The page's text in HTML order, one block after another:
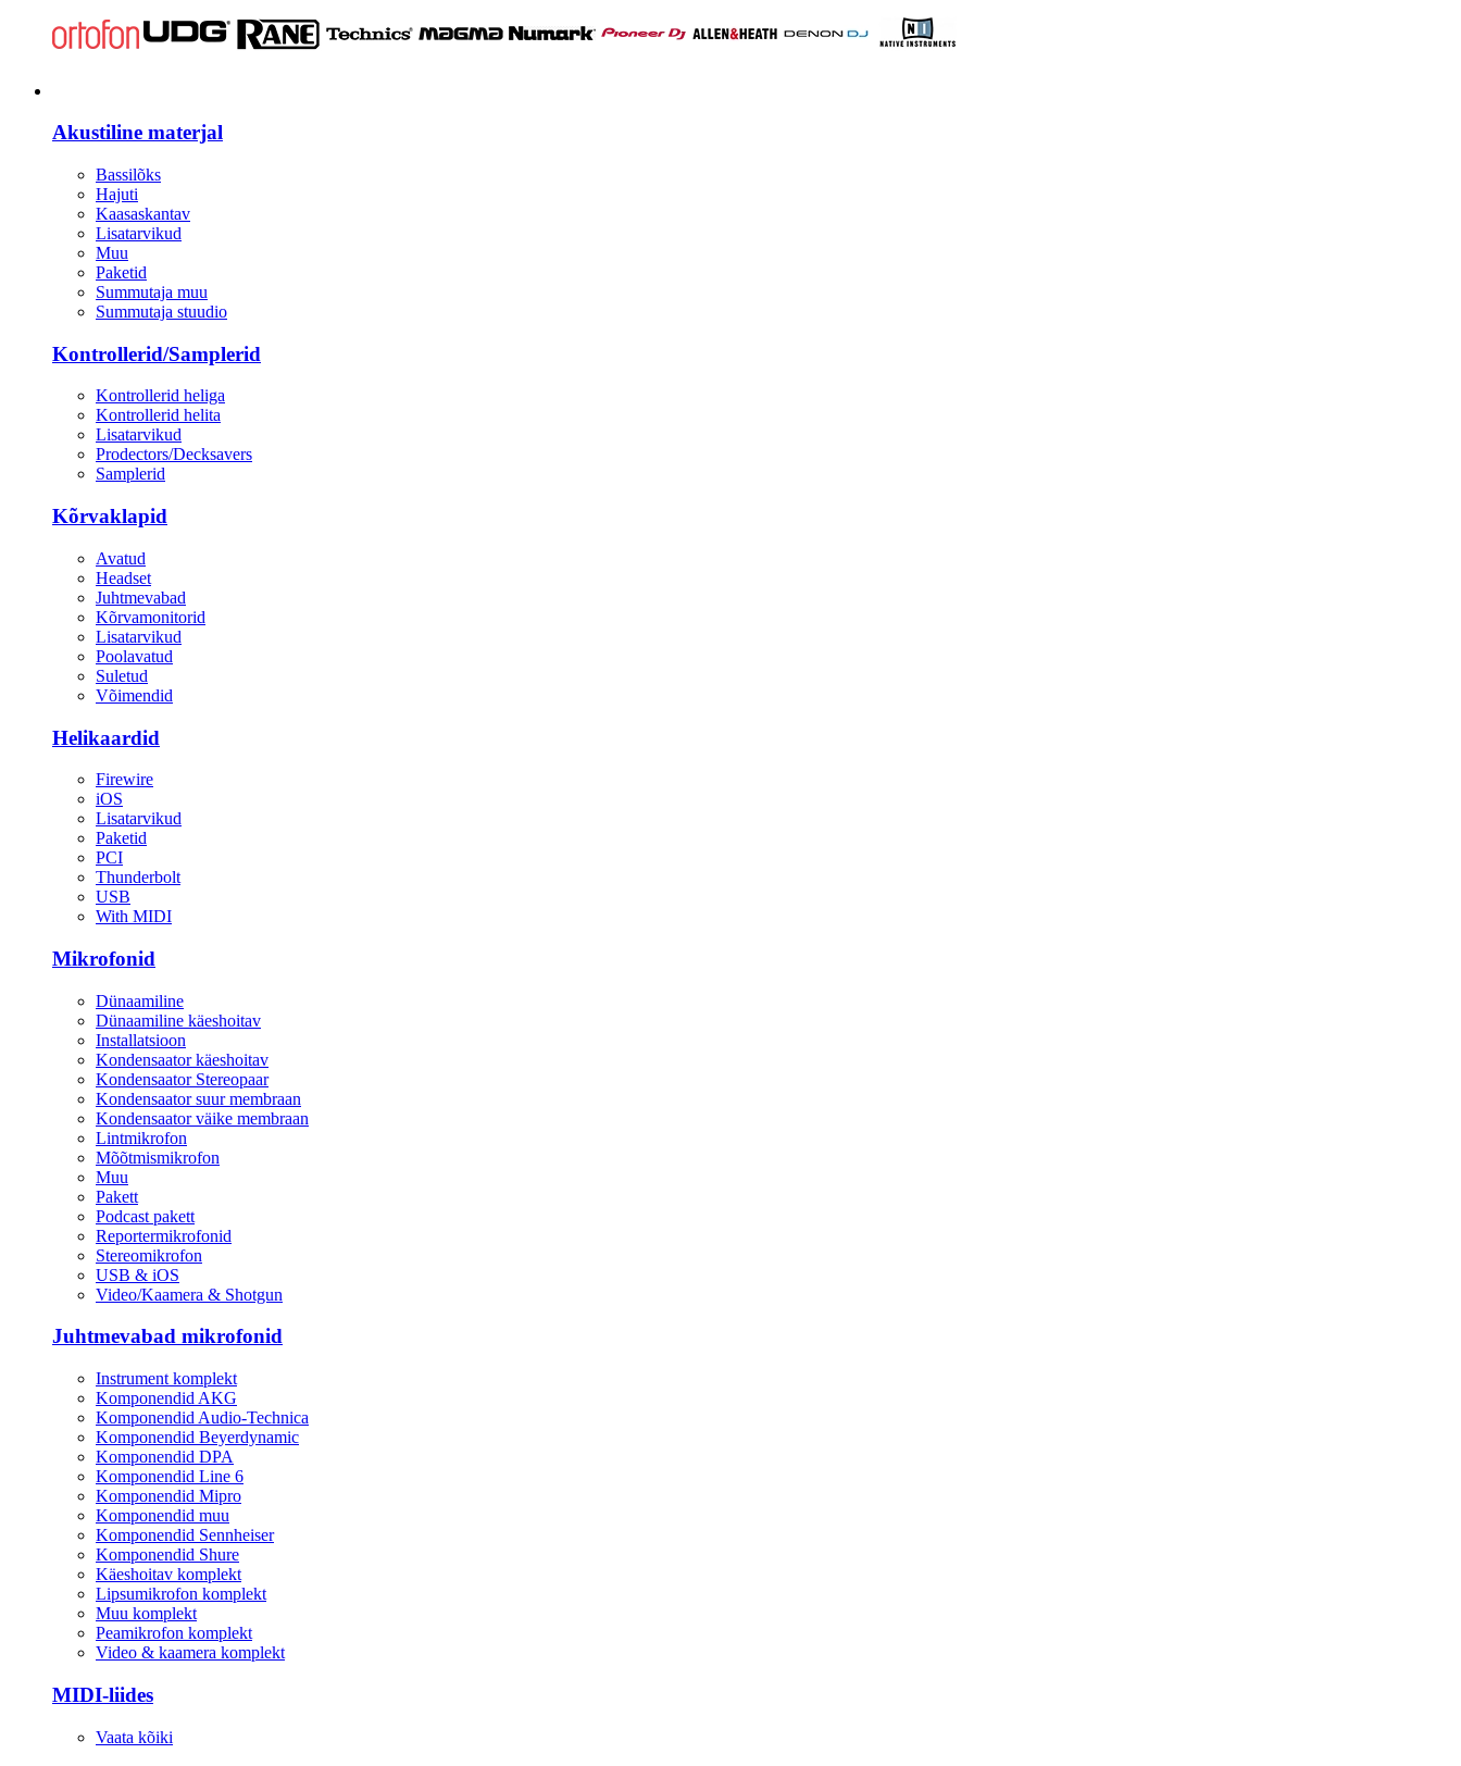
Akustiline materjal
Bassilõks
Hajuti
Kaasaskantav
Lisatarvikud
Muu
Paketid
Summutaja muu
Summutaja stuudio
Kontrollerid/Samplerid
Kontrollerid heliga
Kontrollerid helita
Lisatarvikud
Prodectors/Decksavers
Samplerid
Kõrvaklapid
Avatud
Headset
Juhtmevabad
Kõrvamonitorid
Lisatarvikud
Poolavatud
Suletud
Võimendid
Helikaardid
Firewire
iOS
Lisatarvikud
Paketid
PCI
Thunderbolt
USB
With MIDI
Mikrofonid
Dünaamiline
Dünaamiline käeshoitav
Installatsioon
Kondensaator käeshoitav
Kondensaator Stereopaar
Kondensaator suur membraan
Kondensaator väike membraan
Lintmikrofon
Mõõtmismikrofon
Muu
Pakett
Podcast pakett
Reportermikrofonid
Stereomikrofon
USB & iOS
Video/Kaamera & Shotgun
Juhtmevabad mikrofonid
Instrument komplekt
Komponendid AKG
Komponendid Audio-Technica
Komponendid Beyerdynamic
Komponendid DPA
Komponendid Line 6
Komponendid Mipro
Komponendid muu
Komponendid Sennheiser
Komponendid Shure
Käeshoitav komplekt
Lipsumikrofon komplekt
Muu komplekt
Peamikrofon komplekt
Video & kaamera komplekt
MIDI-liides
Vaata kõiki